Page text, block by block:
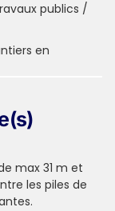
publics /
en
max 31 m et
les piles de